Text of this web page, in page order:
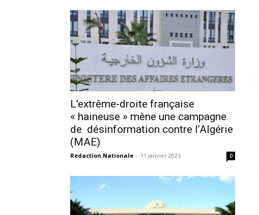
L’extrême-droite française
« haineuse » mène une campagne
de désinformation contre l’Algérie
(MAE)
Redaction Nationale - 11 janvier 2025 0